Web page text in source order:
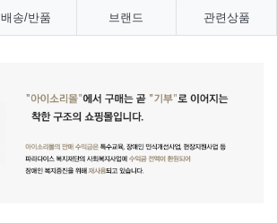
배송/반품 브랜드 관련상품